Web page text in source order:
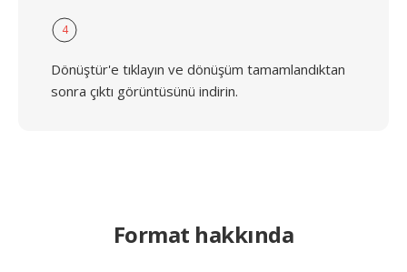
4
Dönüştür'e tıklayın ve dönüşüm tamamlandıktan
sonra çıktı görüntüsünü indirin.
Format hakkında